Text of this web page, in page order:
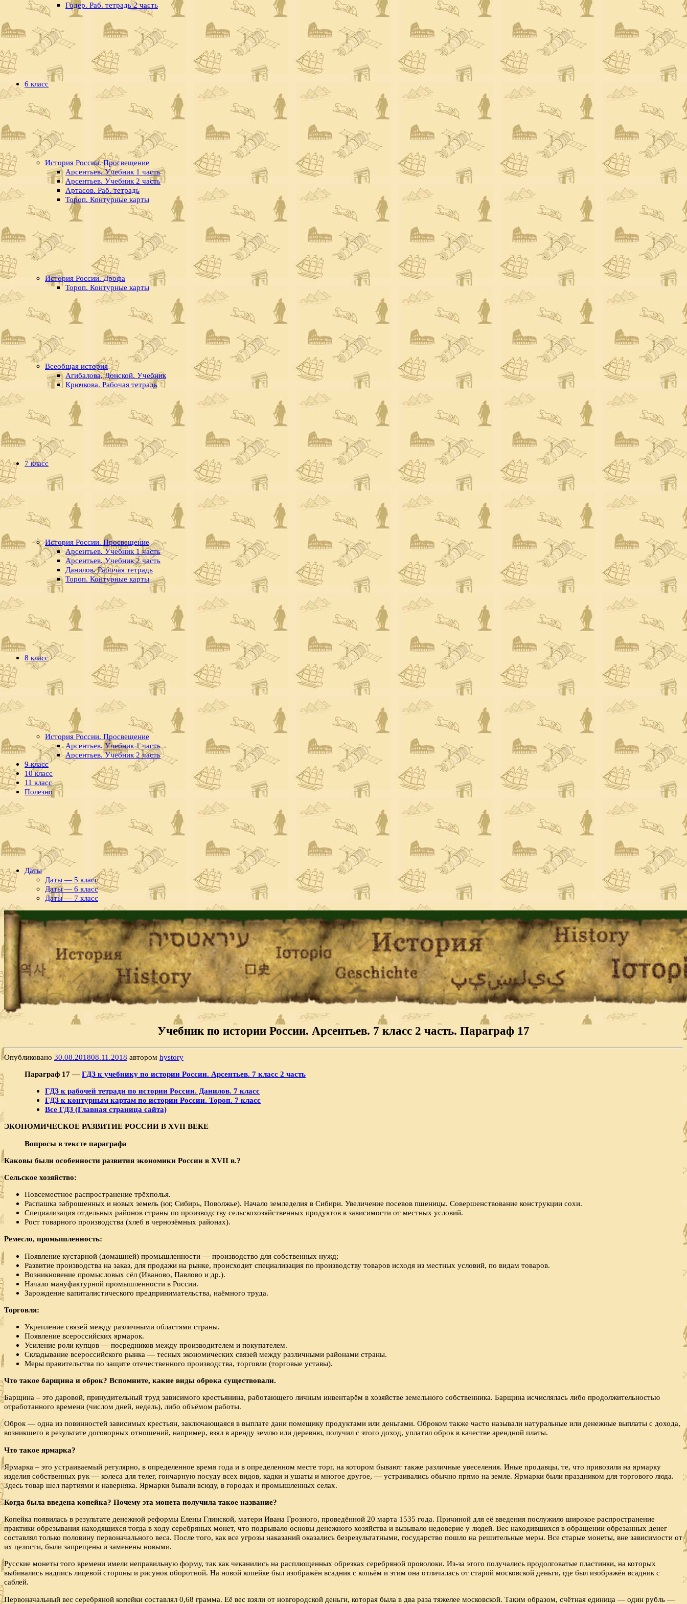
Годер. Раб. тетрадь 2 часть
6 класс
История России. Просвещение
Арсентьев. Учебник 1 часть
Арсентьев. Учебник 2 часть
Артасов. Раб. тетрадь
Тороп. Контурные карты
История России. Дрофа
Тороп. Контурные карты
Всеобщая история
Агибалова, Донской. Учебник
Крючкова. Рабочая тетрадь
7 класс
История России. Просвещение
Арсентьев. Учебник 1 часть
Арсентьев. Учебник 2 часть
Данилов. Рабочая тетрадь
Тороп. Контурные карты
8 класс
История России. Просвещение
Арсентьев. Учебник 1 часть
Арсентьев. Учебник 2 часть
9 класс
10 класс
11 класс
Полезно
Даты
Даты — 5 класс
Даты — 6 класс
Даты — 7 класс
Учебник по истории России. Арсентьев. 7 класс 2 часть. Параграф 17
Опубликовано 30.08.201808.11.2018 автором hystory
Параграф 17 — ГДЗ к учебнику по истории России. Арсентьев. 7 класс 2 часть
ГДЗ к рабочей тетради по истории России. Данилов. 7 класс
ГДЗ к контурным картам по истории России. Тороп. 7 класс
Все ГДЗ (Главная страница сайта)
ЭКОНОМИЧЕСКОЕ РАЗВИТИЕ РОССИИ В XVII ВЕКЕ
Вопросы в тексте параграфа
Каковы были особенности развития экономики России в XVII в.?
Сельское хозяйство:
Повсеместное распространение трёхполья.
Распашка заброшенных и новых земель (юг, Сибирь, Поволжье). Начало земледелия в Сибири. Увеличение посевов пшеницы. Совершенствование конструкции сохи.
Специализация отдельных районов страны по производству сельскохозяйственных продуктов в зависимости от местных условий.
Рост товарного производства (хлеб в чернозёмных районах).
Ремесло, промышленность:
Появление кустарной (домашней) промышленности — производство для собственных нужд;
Развитие производства на заказ, для продажи на рынке, происходит специализация по производству товаров исходя из местных условий, по видам товаров.
Возникновение промысловых сёл (Иваново, Павлово и др.).
Начало мануфактурной промышленности в России.
Зарождение капиталистического предпринимательства, наёмного труда.
Торговля:
Укрепление связей между различными областями страны.
Появление всероссийских ярмарок.
Усиление роли купцов — посредников между производителем и покупателем.
Складывание всероссийского рынка — тесных экономических связей между различными районами страны.
Меры правительства по защите отечественного производства, торговли (торговые уставы).
Что такое барщина и оброк? Вспомните, какие виды оброка существовали.
Барщина – это даровой, принудительный труд зависимого крестьянина, работающего личным инвентарём в хозяйстве земельного собственника. Барщина исчислялась либо продолжительностью
отработанного времени (числом дней, недель), либо объёмом работы.
Оброк — одна из повинностей зависимых крестьян, заключающаяся в выплате дани помещику продуктами или деньгами. Оброком также часто называли натуральные или денежные выплаты с дохода,
возникшего в результате договорных отношений, например, взял в аренду землю или деревню, получил с этого доход, уплатил оброк в качестве арендной платы.
Что такое ярмарка?
Ярмарка – это устраиваемый регулярно, в определенное время года и в определенном месте торг, на котором бывают также различные увеселения. Иные продавцы, те, что привозили на ярмарку
изделия собственных рук — колеса для телег, гончарную посуду всех видов, кадки и ушаты и многое другое, — устраивались обычно прямо на земле. Ярмарки были праздником для торгового люда.
Здесь товар шел партиями и наверняка. Ярмарки бывали всюду, в городах и промышленных селах.
Когда была введена копейка? Почему эта монета получила такое название?
Копейка появилась в результате денежной реформы Елены Глинской, матери Ивана Грозного, проведённой 20 марта 1535 года. Причиной для её введения послужило широкое распространение
практики обрезывания находящихся тогда в ходу серебряных монет, что подрывало основы денежного хозяйства и вызывало недоверие у людей. Вес находившихся в обращении обрезанных денег
составлял только половину первоначального веса. После того, как все угрозы наказаний оказались безрезультатными, государство пошло на решительные меры. Все старые монеты, вне зависимости от
их целости, были запрещены и заменены новыми.
Русские монеты того времени имели неправильную форму, так как чеканились на расплющенных обрезках серебряной проволоки. Из-за этого получались продолговатые пластинки, на которых
выбивались надпись лицевой стороны и рисунок оборотной. На новой копейке был изображён всадник с копьём и этим она отличалась от старой московской деньги, где был изображён всадник с
саблей.
Первоначальный вес серебряной копейки составлял 0,68 грамма. Её вес взяли от новгородской деньги, которая была в два раза тяжелее московской. Таким образом, счётная единица — один рубль —